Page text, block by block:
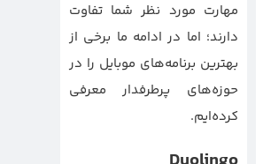
مهارت مورد نظر شما تفاوت
دارند؛ اما در ادامه ما برخی از
بهترین برنامه‌های موبایل را در
حوزه‌های پرطرفدار معرفی
کرده‌ایم.